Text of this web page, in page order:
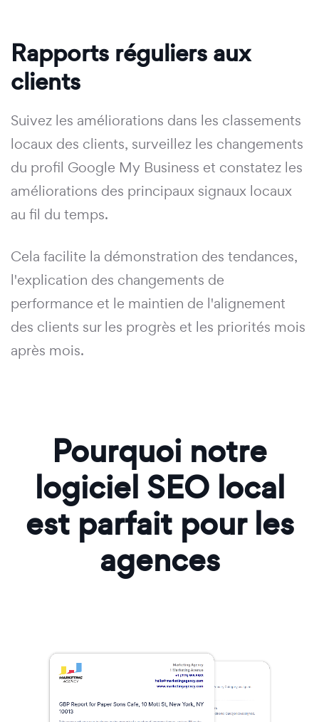
Rapports réguliers aux
clients
Suivez les améliorations dans les classements
locaux des clients, surveillez les changements
du profil Google My Business et constatez les
améliorations des principaux signaux locaux
au fil du temps.
Cela facilite la démonstration des tendances,
l'explication des changements de
performance et le maintien de l'alignement
des clients sur les progrès et les priorités mois
après mois.
Pourquoi notre
logiciel SEO local
est parfait pour les
agences